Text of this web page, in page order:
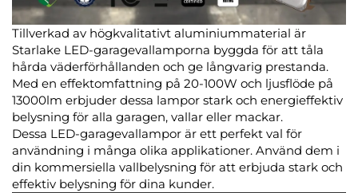
Tillverkad av högkvalitativt aluminiummaterial är
Starlake LED-garagevallamporna byggda för att tåla
hårda väderförhållanden och ge långvarig prestanda.
Med en effektomfattning på 20-100W och ljusflöde på
13000lm erbjuder dessa lampor stark och energieffektiv
belysning för alla garagen, vallar eller mackar.
Dessa LED-garagevallampor är ett perfekt val för
användning i många olika applikationer. Använd dem i
din kommersiella vallbelysning för att erbjuda stark och
effektiv belysning för dina kunder.